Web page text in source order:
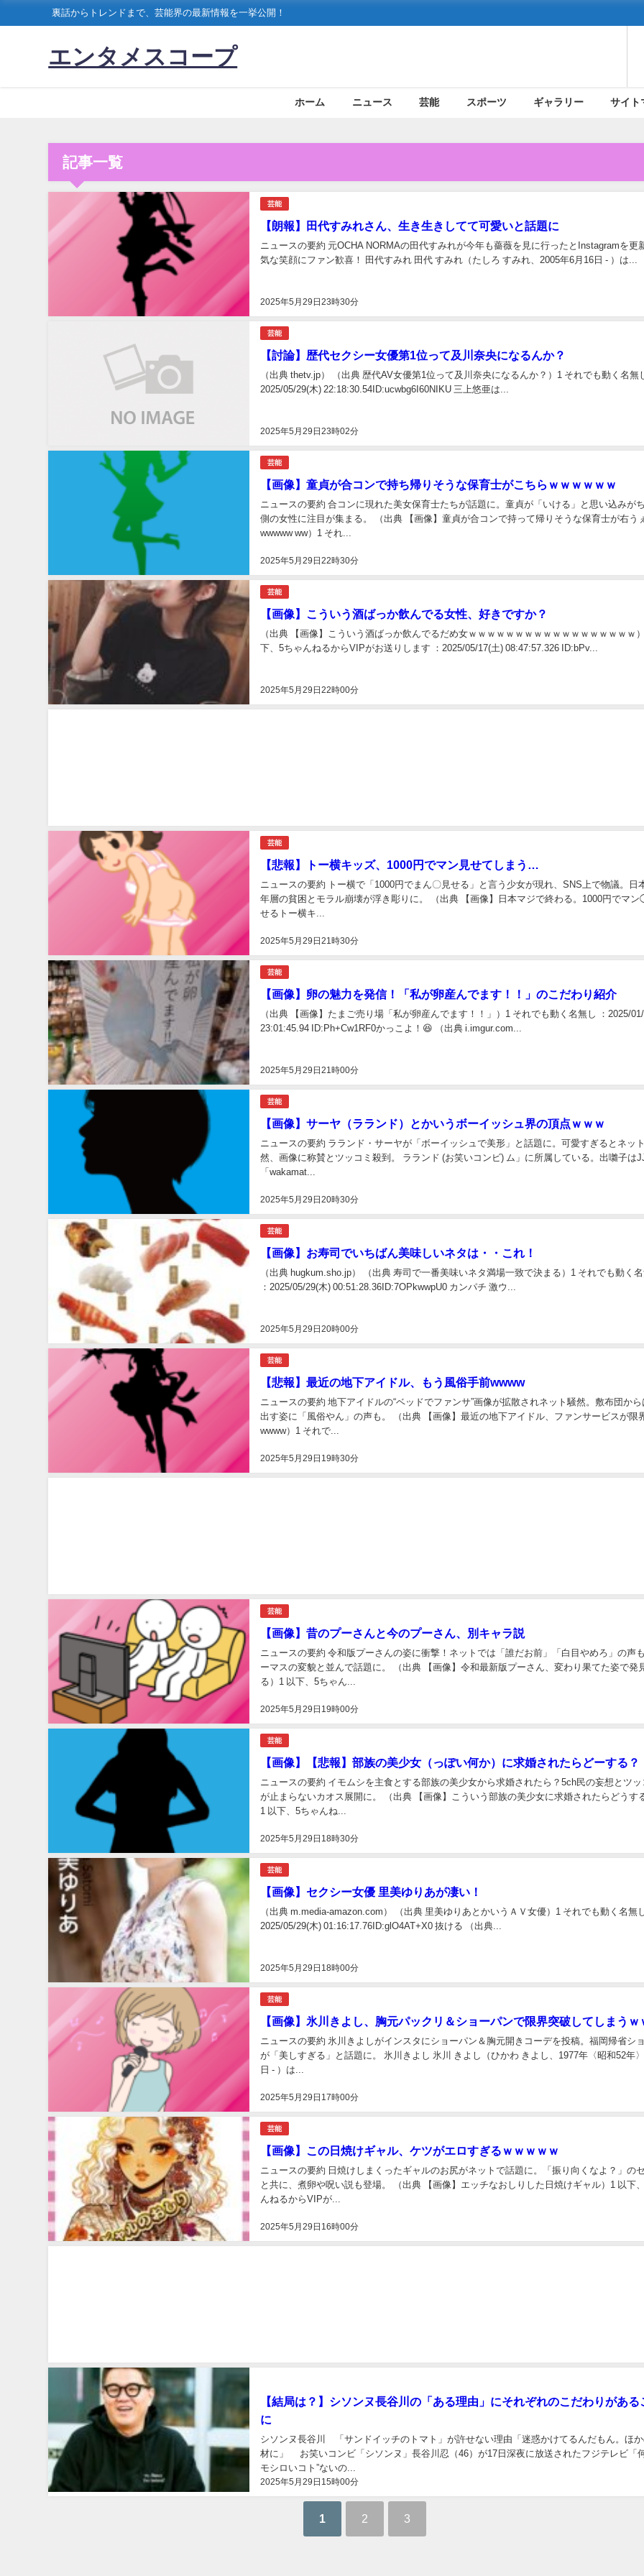
裏話からトレンドまで、芸能界の最新情報を一挙公開！
エンタメスコープ
ホーム ニュース 芸能 スポーツ ギャラリー サイト
記事一覧
芸能
【朗報】田代すみれさん、生き生きしてて可愛いと話題に
2025年5月29日23時30分
ニュースの要約 元OCHA NORMAの田代すみれが今年も薔薇を見に行ったとInstagramを更
気な笑顔にファン歓喜！ 田代すみれ 田代 すみれ（たしろ すみれ、2005年6月16日 - ）は...
芸能
【討論】歴代セクシー女優第1位って及川奈央になるんか？
2025年5月29日23時02分
（出典 thetv.jp） （出典 歴代AV女優第1位って及川奈央になるんか？）1 それでも動く名無
2025/05/29(木) 22:18:30.54ID:ucwbg6I60NIKU 三上悠亜は...
芸能
【画像】童貞が合コンで持ち帰りそうな保育士がこちらｗｗｗｗｗｗ
2025年5月29日22時30分
ニュースの要約 合コンに現れた美女保育士たちが話題に。童貞が「いける」と思い込みが
側の女性に注目が集まる。 （出典 【画像】童貞が合コンで持って帰りそうな保育士が右うぇ
wwwww ww）1 それ...
芸能
【画像】こういう酒ばっか飲んでる女性、好きですか？
2025年5月29日22時00分
（出典 【画像】こういう酒ばっか飲んでるだめ女ｗｗｗｗｗｗｗｗｗｗｗｗｗｗｗｗｗｗ
下、5ちゃんねるからVIPがお送りします ：2025/05/17(土) 08:47:57.326 ID:bPv...
芸能
【悲報】トー横キッズ、1000円でマン見せてしまう…
2025年5月29日21時30分
ニュースの要約 トー横で「1000円でまん〇見せる」と言う少女が現れ、SNS上で物議。日
年層の貧困とモラル崩壊が浮き彫りに。 （出典 【画像】日本マジで終わる。1000円でマン
せるトー横キ...
芸能
【画像】卵の魅力を発信！「私が卵産んでます！！」のこだわり紹介
2025年5月29日21時00分
（出典 【画像】たまご売り場「私が卵産んでます！！」）1 それでも動く名無し ：2025/
23:01:45.94 ID:Ph+Cw1RF0かっこよ！😆 （出典 i.imgur.com...
芸能
【画像】サーヤ（ラランド）とかいうボーイッシュ界の頂点ｗｗｗ
2025年5月29日20時30分
ニュースの要約 ラランド・サーヤが「ボーイッシュで美形」と話題に。可愛すぎるとネッ
然、画像に称賛とツッコミ殺到。 ラランド (お笑いコンビ) ム」に所属している。出囃子は
「wakamat...
芸能
【画像】お寿司でいちばん美味しいネタは・・これ！
2025年5月29日20時00分
（出典 hugkum.sho.jp） （出典 寿司で一番美味いネタ満場一致で決まる）1 それでも動く名
：2025/05/29(木) 00:51:28.36ID:7OPkwwpU0 カンパチ 激ウ...
芸能
【悲報】最近の地下アイドル、もう風俗手前wwww
2025年5月29日19時30分
ニュースの要約 地下アイドルの“ベッドでファンサ”画像が拡散されネット騒然。敷布団から
出す姿に「風俗やん」の声も。 （出典 【画像】最近の地下アイドル、ファンサービスが限
wwww）1 それで...
芸能
【画像】昔のプーさんと今のプーさん、別キャラ説
2025年5月29日19時00分
ニュースの要約 令和版プーさんの姿に衝撃！ネットでは「誰だお前」「白目やめろ」の声
ーマスの変貌と並んで話題に。 （出典 【画像】令和最新版プーさん、変わり果てた姿で発
る）1 以下、5ちゃん...
芸能
【画像】【悲報】部族の美少女（っぽい何か）に求婚されたらどーする？
2025年5月29日18時30分
ニュースの要約 イモムシを主食とする部族の美少女から求婚されたら？5ch民の妄想とツッ
が止まらないカオス展開に。 （出典 【画像】こういう部族の美少女に求婚されたらどうす
1 以下、5ちゃんね...
芸能
【画像】セクシー女優 里美ゆりあが凄い！
2025年5月29日18時00分
（出典 m.media-amazon.com） （出典 里美ゆりあとかいうＡＶ女優）1 それでも動く名無
2025/05/29(木) 01:16:17.76ID:glO4AT+X0 抜ける （出典...
芸能
【画像】氷川きよし、胸元パックリ＆ショーパンで限界突破してしまうｗ
2025年5月29日17時00分
ニュースの要約 氷川きよしがインスタにショーパン＆胸元開きコーデを投稿。福岡帰省シ
が「美しすぎる」と話題に。 氷川きよし 氷川 きよし（ひかわ きよし、1977年〈昭和52年
日 - ）は...
芸能
【画像】この日焼けギャル、ケツがエロすぎるｗｗｗｗｗ
2025年5月29日16時00分
ニュースの要約 日焼けしまくったギャルのお尻がネットで話題に。「振り向くなよ？」の
と共に、煮卵や呪い説も登場。 （出典 【画像】エッチなおしりした日焼けギャル）1 以下
んねるからVIPが...
【結局は？】シソンヌ長谷川の「ある理由」にそれぞれのこだわりがある
に
2025年5月29日15時00分
シソンヌ長谷川 「サンドイッチのトマト」が許せない理由「迷惑かけてるんだもん。ほ
材に」 お笑いコンビ「シソンヌ」長谷川忍（46）が17日深夜に放送されたフジテレビ「
モシロいコト”ないの...
1 2 3